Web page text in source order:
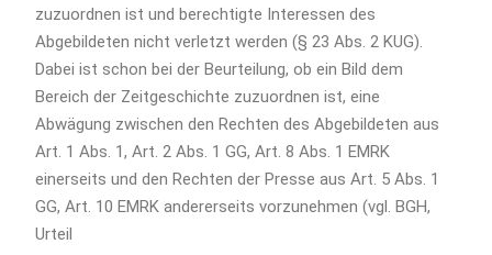
zuzuordnen ist und berechtigte Interessen des
Abgebildeten nicht verletzt werden (§ 23 Abs. 2 KUG).
Dabei ist schon bei der Beurteilung, ob ein Bild dem
Bereich der Zeitgeschichte zuzuordnen ist, eine
Abwägung zwischen den Rechten des Abgebildeten aus
Art. 1 Abs. 1, Art. 2 Abs. 1 GG, Art. 8 Abs. 1 EMRK
einerseits und den Rechten der Presse aus Art. 5 Abs. 1
GG, Art. 10 EMRK andererseits vorzunehmen (vgl. BGH,
Urteil